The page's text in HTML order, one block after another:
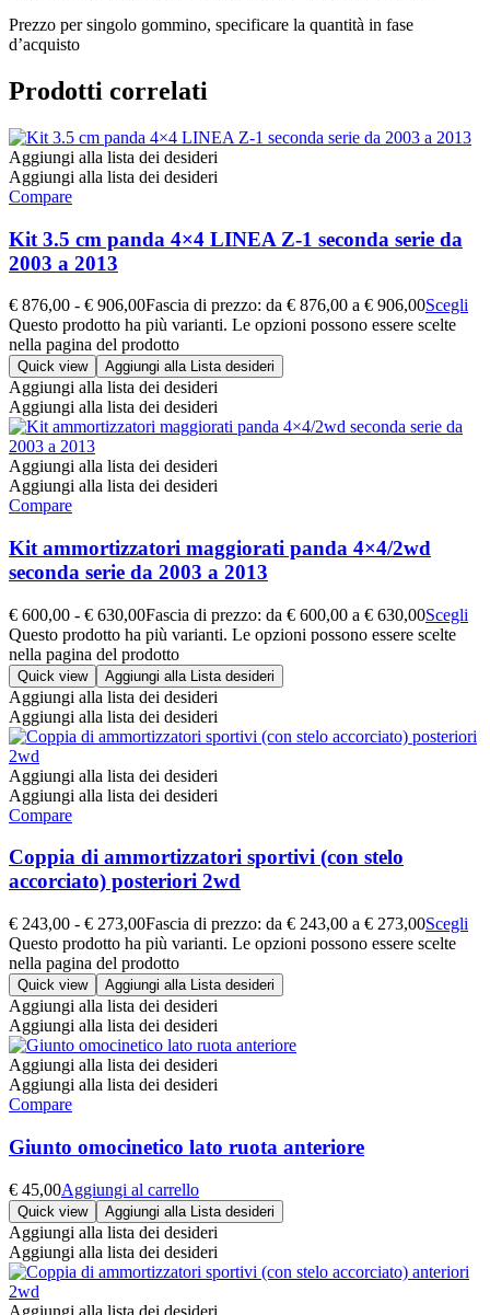
Prezzo per singolo gommino, specificare la quantità in fase
d’acquisto
Prodotti correlati
Aggiungi alla lista dei desideri
Aggiungi alla lista dei desideri
Compare
Kit 3.5 cm panda 4×4 LINEA Z-1 seconda serie da
2003 a 2013
€ 876,00 - € 906,00Fascia di prezzo: da € 876,00 a € 906,00Scegli
Questo prodotto ha più varianti. Le opzioni possono essere scelte
nella pagina del prodotto
Quick view Aggiungi alla Lista desideri
Aggiungi alla lista dei desideri
Aggiungi alla lista dei desideri
Aggiungi alla lista dei desideri
Aggiungi alla lista dei desideri
Compare
Kit ammortizzatori maggiorati panda 4×4/2wd
seconda serie da 2003 a 2013
€ 600,00 - € 630,00Fascia di prezzo: da € 600,00 a € 630,00Scegli
Questo prodotto ha più varianti. Le opzioni possono essere scelte
nella pagina del prodotto
Quick view Aggiungi alla Lista desideri
Aggiungi alla lista dei desideri
Aggiungi alla lista dei desideri
Aggiungi alla lista dei desideri
Aggiungi alla lista dei desideri
Compare
Coppia di ammortizzatori sportivi (con stelo
accorciato) posteriori 2wd
€ 243,00 - € 273,00Fascia di prezzo: da € 243,00 a € 273,00Scegli
Questo prodotto ha più varianti. Le opzioni possono essere scelte
nella pagina del prodotto
Quick view Aggiungi alla Lista desideri
Aggiungi alla lista dei desideri
Aggiungi alla lista dei desideri
Aggiungi alla lista dei desideri
Aggiungi alla lista dei desideri
Compare
Giunto omocinetico lato ruota anteriore
€ 45,00Aggiungi al carrello
Quick view Aggiungi alla Lista desideri
Aggiungi alla lista dei desideri
Aggiungi alla lista dei desideri
Aggiungi alla lista dei desideri